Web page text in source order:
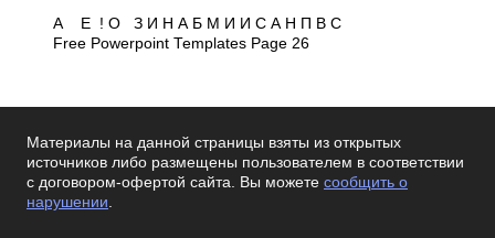
А Е ! О З И Н А Б М И И С А Н П В С
Free Powerpoint Templates Page 26
Материалы на данной страницы взяты из открытых
источников либо размещены пользователем в соответствии
с договором-офертой сайта. Вы можете сообщить о
нарушении.